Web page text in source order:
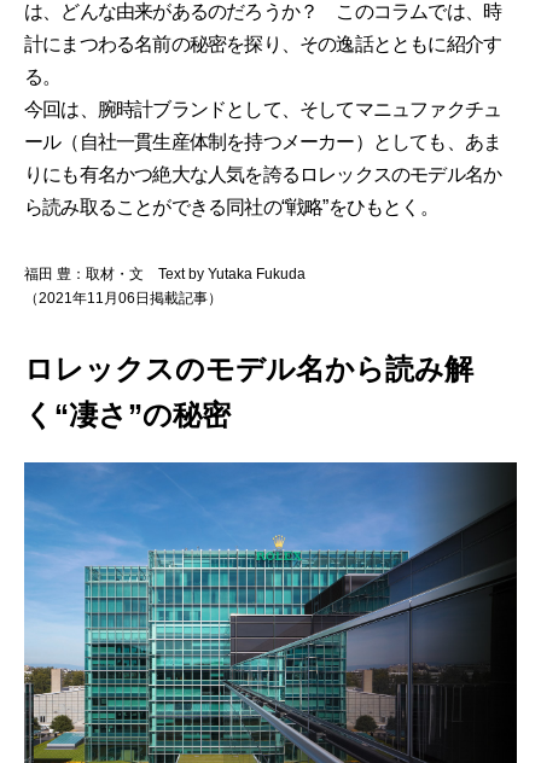
は、どんな由来があるのだろうか？ このコラムでは、時
計にまつわる名前の秘密を探り、その逸話とともに紹介す
る。
今回は、腕時計ブランドとして、そしてマニュファクチュ
ール（自社一貫生産体制を持つメーカー）としても、あま
りにも有名かつ絶大な人気を誇るロレックスのモデル名か
ら読み取ることができる同社の“戦略”をひもとく。
福田 豊：取材・文 Text by Yutaka Fukuda
（2021年11月06日掲載記事）
ロレックスのモデル名から読み解
く“凄さ”の秘密